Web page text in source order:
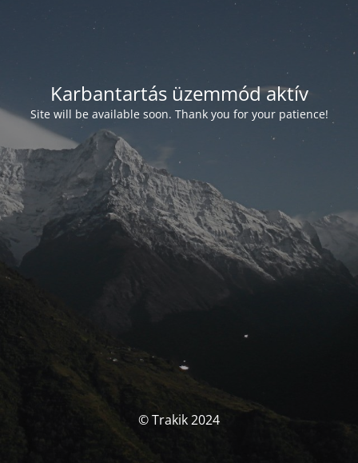
Karbantartás üzemmód aktív
Site will be available soon. Thank you for your patience!
© Trakik 2024